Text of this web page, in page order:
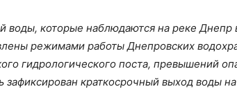
воды, которые наблюдаются на реке Днепр
режимами работы Днепровских
гидрологического поста, превышений
зафиксирован краткосрочный выход воды